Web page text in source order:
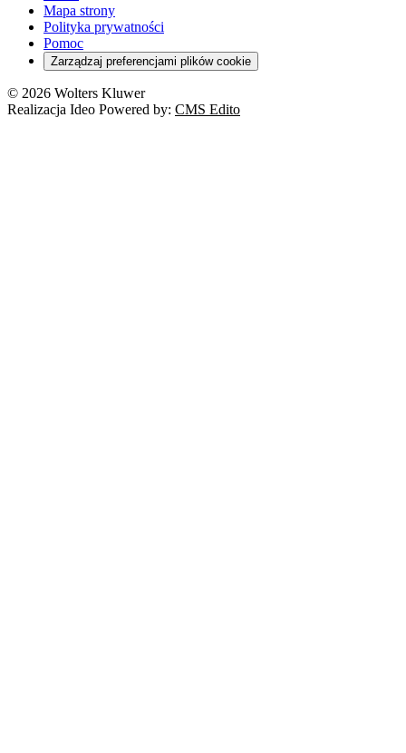
Mapa strony
Polityka prywatności
Pomoc
Zarządzaj preferencjami plików cookie
© 2026 Wolters Kluwer
Realizacja Ideo Powered by: CMS Edito